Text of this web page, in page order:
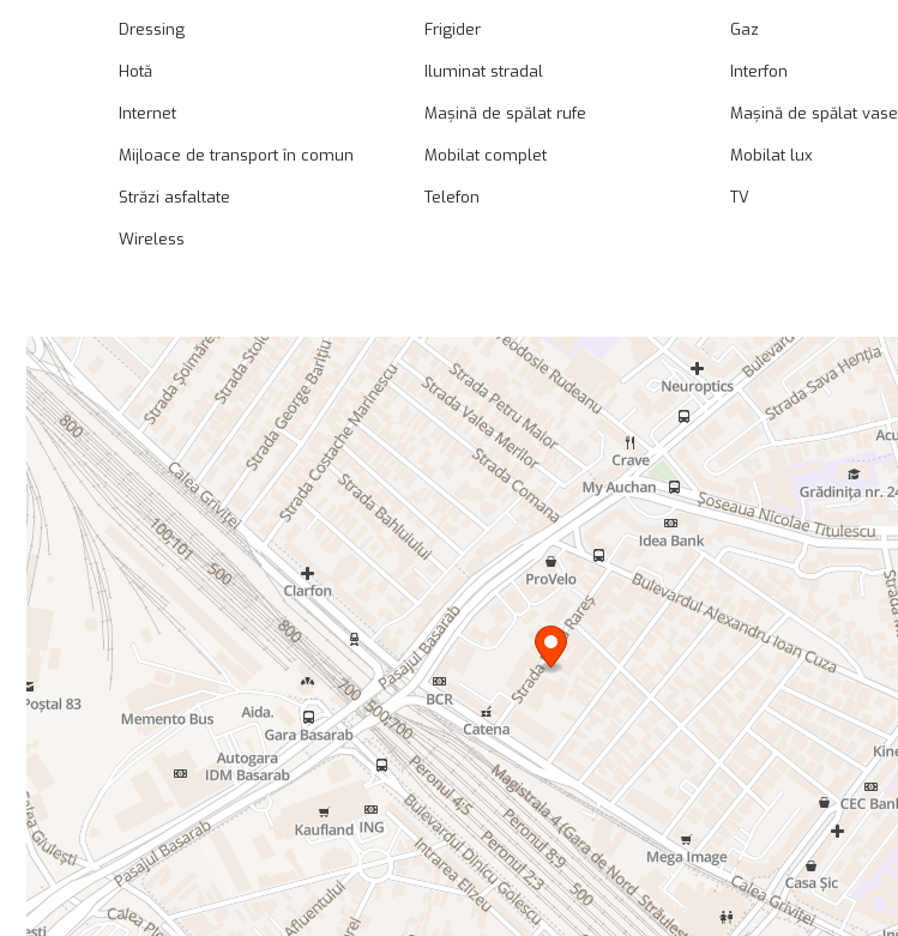
Dressing Frigider Gaz
Hotă Iluminat stradal Interfon
Internet Mașină de spălat rufe Mașină de spălat vase
Mijloace de transport în comun Mobilat complet Mobilat lux
Străzi asfaltate Telefon TV
Wireless